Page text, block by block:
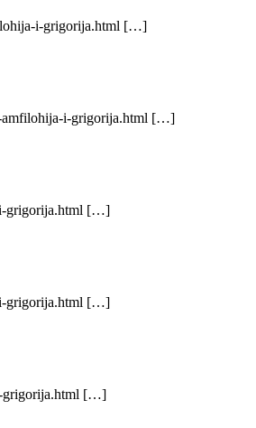
i-grigorija.html […]
amfilohija-i-grigorija.html […]
i-grigorija.html […]
i-grigorija.html […]
grigorija.html […]